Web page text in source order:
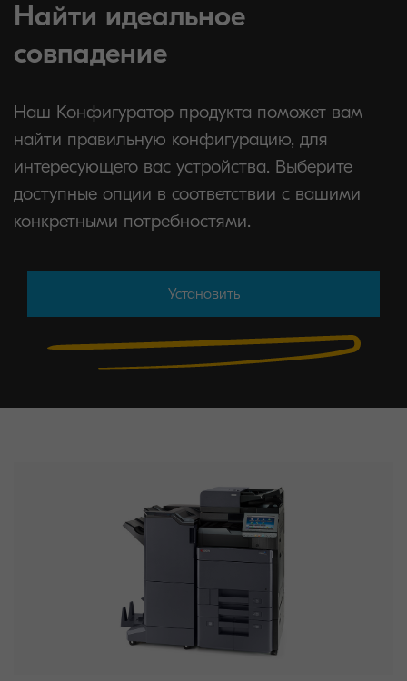
Найти идеальное
совпадение
Наш Конфигуратор продукта поможет вам
найти правильную конфигурацию, для
интересующего вас устройства. Выберите
доступные опции в соответствии с вашими
конкретными потребностями.
Установить